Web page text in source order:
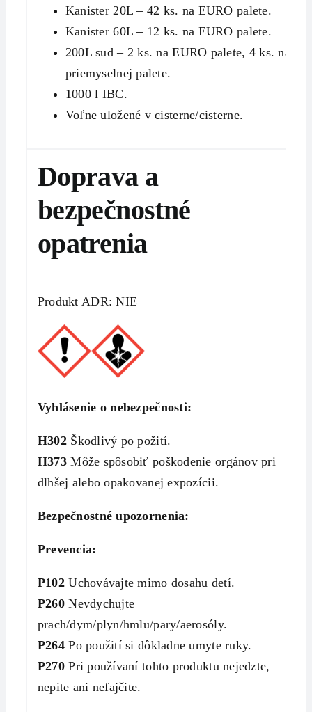
Kanister 20L – 42 ks. na EURO palete.
Kanister 60L – 12 ks. na EURO palete.
200L sud – 2 ks. na EURO palete, 4 ks. na
priemyselnej palete.
1000 l IBC.
Voľne uložené v cisterne/cisterne.
Doprava a
bezpečnostné
opatrenia
Produkt ADR: NIE
Vyhlásenie o nebezpečnosti:
H302Škodlivý po požití.
H373Môže spôsobiť poškodenie orgánov pri
dlhšej alebo opakovanej expozícii.
Bezpečnostné upozornenia:
Prevencia:
P102Uchovávajte mimo dosahu detí.
P260Nevdychujte
prach/dym/plyn/hmlu/pary/aerosóly.
P264Po použití si dôkladne umyte ruky.
P270Pri používaní tohto produktu nejedzte,
nepite ani nefajčite.